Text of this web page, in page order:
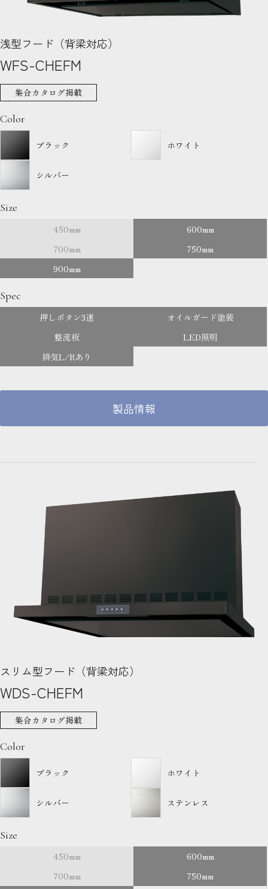
浅型フード（背梁対応）
WFS-CHEFM
集合カタログ掲載
Color
ブラック ホワイト
シルバー
Size
450mm
600mm
700mm
750mm
900mm
Spec
押しボタン3速
オイルガード塗装
整流板
LED照明
排気L/Rあり
製品情報
スリム型フード（背梁対応）
WDS-CHEFM
集合カタログ掲載
Color
ブラック ホワイト
シルバー ステンレス
Size
450mm
600mm
700mm
750mm